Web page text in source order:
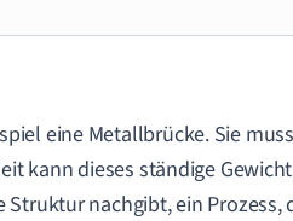
eine Metallbrücke. Sie
kann dieses ständige
nachgibt, ein Prozess,